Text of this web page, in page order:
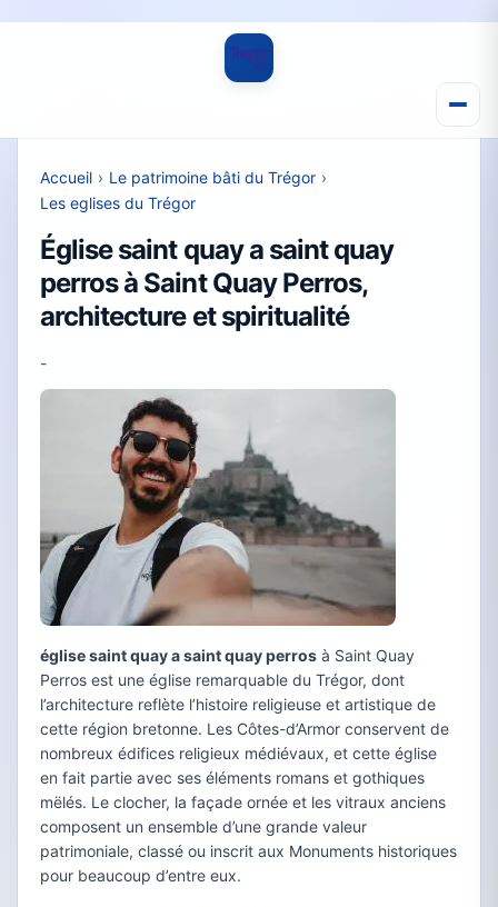
Accueil › Le patrimoine bâti du Trégor ›
Les eglises du Trégor
Église saint quay a saint quay
perros à Saint Quay Perros,
architecture et spiritualité
-
église saint quay a saint quay perros à Saint Quay
Perros est une église remarquable du Trégor, dont
l’architecture reflète l’histoire religieuse et artistique de
cette région bretonne. Les Côtes-d’Armor conservent de
nombreux édifices religieux médiévaux, et cette église
en fait partie avec ses éléments romans et gothiques
mëlés. Le clocher, la façade ornée et les vitraux anciens
composent un ensemble d’une grande valeur
patrimoniale, classé ou inscrit aux Monuments historiques
pour beaucoup d’entre eux.